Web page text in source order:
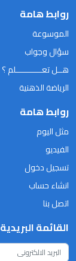
روابط هامة
الموسوعة
سؤال وجواب
هــل تعـــــــــــلم ؟
الرياضة الذهنية
روابط هامة
مثل اليوم
الفيديو
تسجيل دخول
انشاء حساب
اتصل بنا
القائمة البريدية